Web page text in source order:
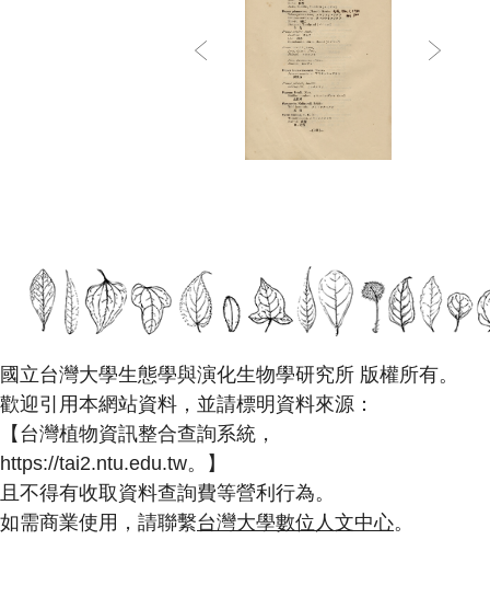
國立台灣大學生態學與演化生物學研究所 版權所有。
歡迎引用本網站資料，並請標明資料來源：
【台灣植物資訊整合查詢系統，
https://tai2.ntu.edu.tw。】
且不得有收取資料查詢費等營利行為。
如需商業使用，請聯繫台灣大學數位人文中心。